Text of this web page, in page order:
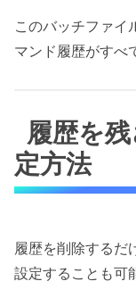
このバッチファイ
マンド履歴がすべ
履歴を
定方法
履歴を削除するだ
設定することも可